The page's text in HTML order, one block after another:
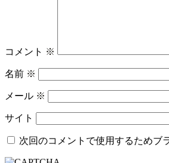
コメント ※
名前 ※
メール ※
サイト
次回のコメントで使用するためブ